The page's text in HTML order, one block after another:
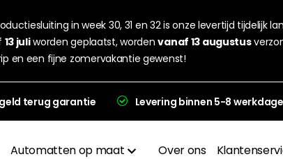
in week 30, 31 en 32 is onze levertijd tijdelijk
13 juliworden geplaatst, wordenvanaf 13 augustus
en een fijne zomervakantie gewenst!
terug garantie Levering binnen 5-8
Automatten op maat Over ons